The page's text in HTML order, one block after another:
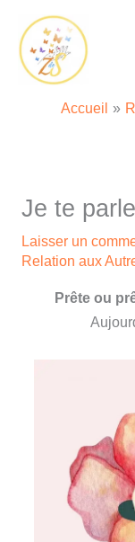
contenu
Accueil
Je te
Laisser un
Relation aux
Prête ou